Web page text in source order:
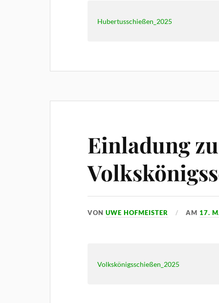
Hubertusschießen_2025
Einladung
VONUWE HOFMEISTER AM 17.
Volkskönigsschießen_2025